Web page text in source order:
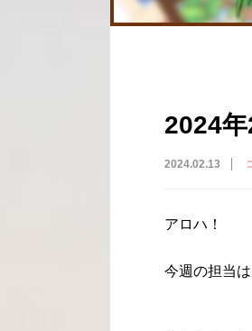
2024
2024.02.13
アロハ！
今週の担当